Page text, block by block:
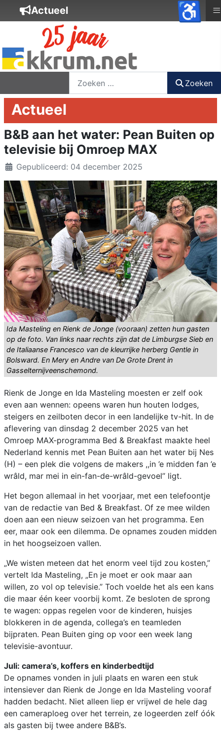
Zoeken
Actueel
B&B aan het water: Pean Buiten op
televisie bij Omroep MAX
DetailsGepubliceerd: 04 december 2025
Ida Masteling en Rienk de Jonge (vooraan) zetten hun gasten
op de foto. Van links naar rechts zijn dat de Limburgse Sieb en
de Italiaanse Francesco van de kleurrijke herberg Gentle in
Bolsward. En Mery en Andre van De Grote Drent in
Gasselternijveenschemond.
Rienk de Jonge en Ida Masteling moesten er zelf ook
even aan wennen: opeens waren hun houten lodges,
steigers en zeilboten decor in een landelijke tv-hit. In de
aflevering van dinsdag 2 december 2025 van het
Omroep MAX-programma Bed & Breakfast maakte heel
Nederland kennis met Pean Buiten aan het water bij Nes
(H) – een plek die volgens de makers ,,in ’e midden fan ’e
wrâld, mar mei in ein-fan-de-wrâld-gevoel’’ ligt.
Het begon allemaal in het voorjaar, met een telefoontje
van de redactie van Bed & Breakfast. Of ze mee wilden
doen aan een nieuw seizoen van het programma. Een
eer, maar ook een dilemma. De opnames zouden midden
in het hoogseizoen vallen.
„We wisten meteen dat het enorm veel tijd zou kosten,”
vertelt Ida Masteling, „En je moet er ook maar aan
willen, zo vol op televisie.” Toch voelde het als een kans
die maar één keer voorbij komt. Ze besloten de sprong
te wagen: oppas regelen voor de kinderen, huisjes
blokkeren in de agenda, collega’s en teamleden
bijpraten. Pean Buiten ging op voor een week lang
televisie-avontuur.
Juli: camera’s, koffers en kinderbedtijd
De opnames vonden in juli plaats en waren een stuk
intensiever dan Rienk de Jonge en Ida Masteling vooraf
hadden bedacht. Niet alleen liep er vrijwel de hele dag
een cameraploeg over het terrein, ze logeerden zelf óók
als gasten bij twee andere B&B’s.
Actueel ≡
♿